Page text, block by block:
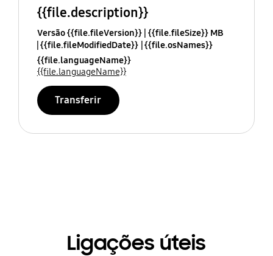
{{file.description}}
Versão {{file.fileVersion}} {{file.fileSize}} MB
{{file.fileModifiedDate}} {{file.osNames}}
{{file.languageName}}
{{file.languageName}}
Transferir
Ligações úteis